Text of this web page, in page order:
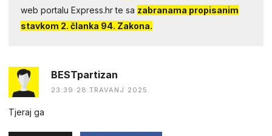
web portalu Express.hr te sa zabranama propisanim
stavkom 2. članka 94. Zakona.
BESTpartizan
23:39 28.TRAVANJ 2025.
Tjeraj ga